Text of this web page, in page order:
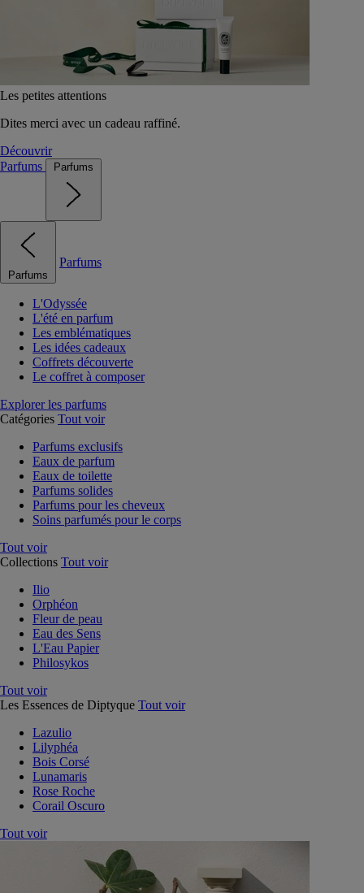
Les petites attentions
Dites merci avec un cadeau raffiné.
Découvrir
Parfums
Parfums
Parfums
Parfums
L'Odyssée
L'été en parfum
Les emblématiques
Les idées cadeaux
Coffrets découverte
Le coffret à composer
Explorer les parfums
Catégories Tout voir
Parfums exclusifs
Eaux de parfum
Eaux de toilette
Parfums solides
Parfums pour les cheveux
Soins parfumés pour le corps
Tout voir
Collections Tout voir
Ilio
Orphéon
Fleur de peau
Eau des Sens
L'Eau Papier
Philosykos
Tout voir
Les Essences de Diptyque Tout voir
Lazulio
Lilyphéa
Bois Corsé
Lunamaris
Rose Roche
Corail Oscuro
Tout voir